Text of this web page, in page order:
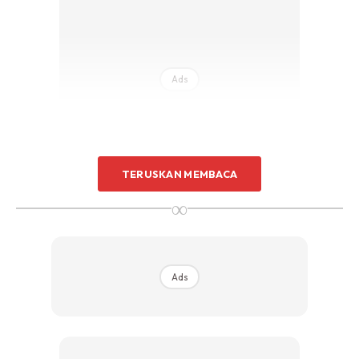
Ads
TERUSKAN MEMBACA
∞
Ads